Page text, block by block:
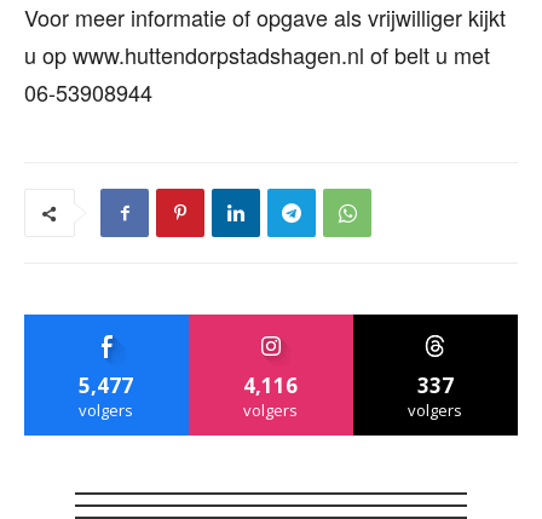
Voor meer informatie of opgave als vrijwilliger kijkt
u op www.huttendorpstadshagen.nl of belt u met
06-53908944
5,477
volgers
4,116
volgers
337
volgers